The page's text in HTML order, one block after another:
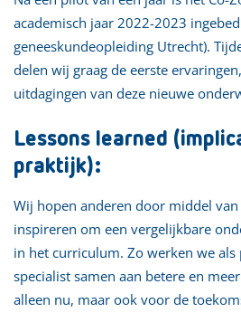
academisch jaar 2022-2023
geneeskundeopleiding Utrecht).
delen wij graag de eerste
uitdagingen van deze nieuwe
Lessons learned
praktijk):
Wij hopen anderen door middel
inspireren om een vergelijkbare
in het curriculum. Zo werken we als
specialist samen aan betere en
alleen nu, maar ook voor de